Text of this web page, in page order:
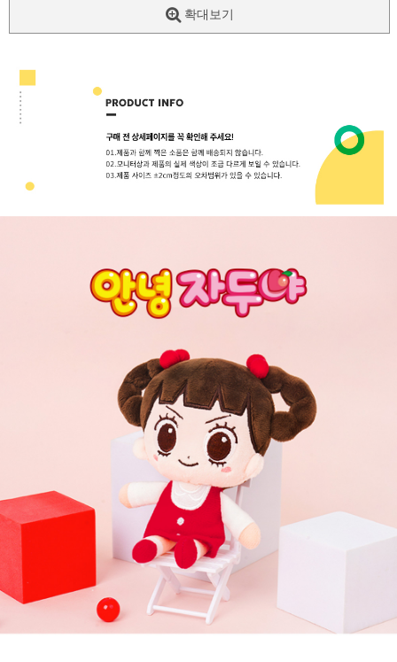
페이코 ID로
PAYCO 바로
확대보기